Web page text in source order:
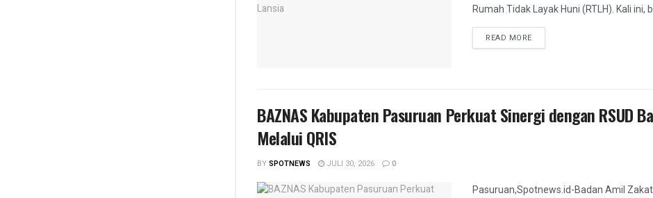
Rumah Tidak Layak Huni (RTLH). Kali ini,
READ MOREDETAILS
BAZNAS Kabupaten Pasuruan Perkuat Sinergi dengan RSUD
Melalui QRIS
BYSPOTNEWS JULI 30, 2026 0
Pasuruan,Spotnews.id-Badan Amil